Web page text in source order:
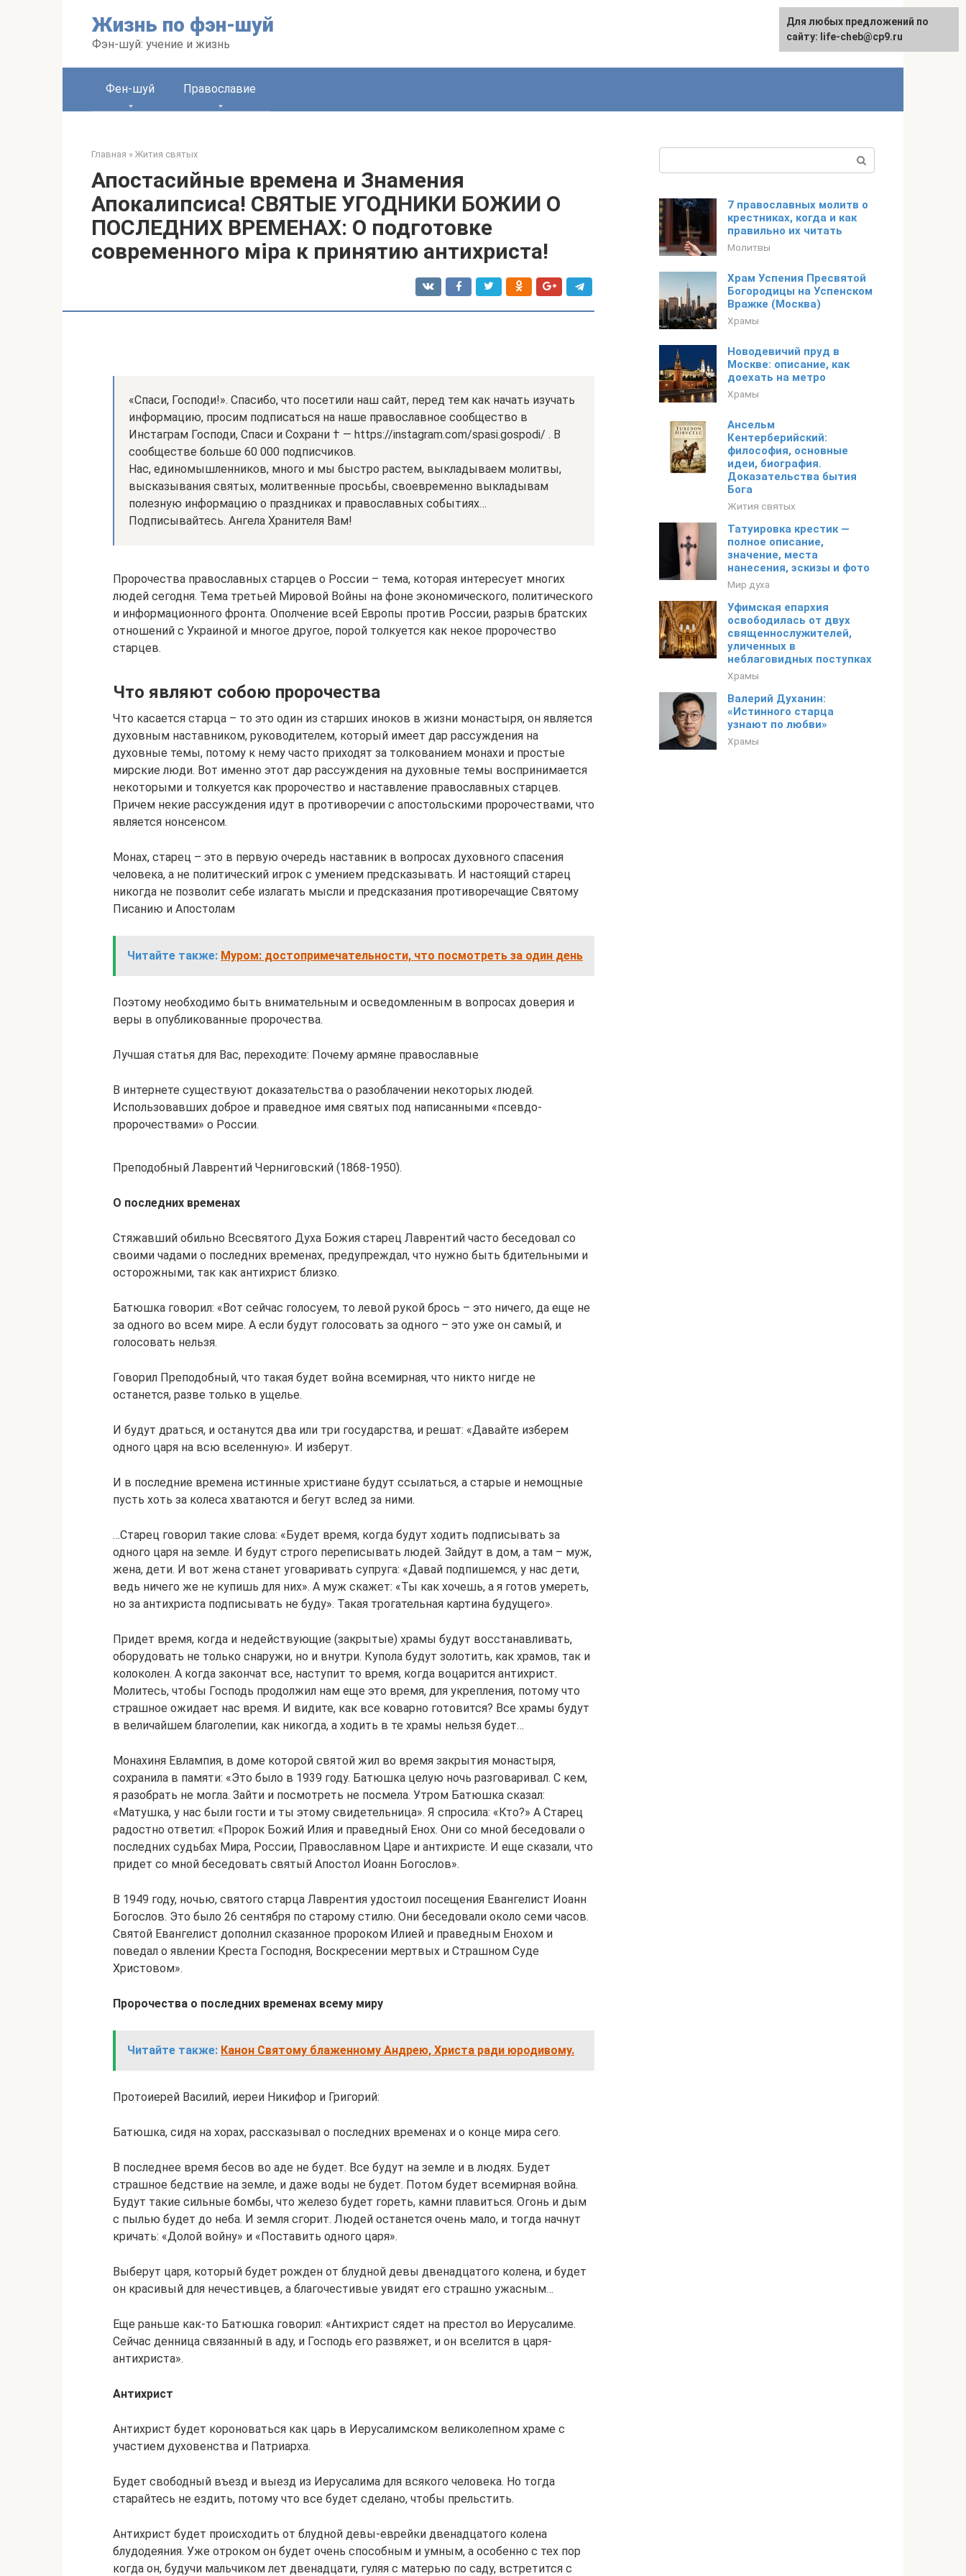
Жизнь по фэн-шуй
Фэн-шуй: учение и жизнь
Фен-шуй Православие
Главная » Жития святых
Апостасийные времена и Знамения
Апокалипсиса! СВЯТЫЕ УГОДНИКИ БОЖИИ О
ПОСЛЕДНИХ ВРЕМЕНАХ: О подготовке
современного мiра к принятию антихриста!
«Спаси, Господи!». Спасибо, что посетили наш сайт, перед тем как начать изучать
информацию, просим подписаться на наше православное сообщество в
Инстаграм Господи, Спаси и Сохрани † — https://instagram.com/spasi.gospodi/ . В
сообществе больше 60 000 подписчиков.
Нас, единомышленников, много и мы быстро растем, выкладываем молитвы,
высказывания святых, молитвенные просьбы, своевременно выкладывам
полезную информацию о праздниках и православных событиях…
Подписывайтесь. Ангела Хранителя Вам!
Пророчества православных старцев о России – тема, которая интересует многих
людей сегодня. Тема третьей Мировой Войны на фоне экономического, политического
и информационного фронта. Ополчение всей Европы против России, разрыв братских
отношений с Украиной и многое другое, порой толкуется как некое пророчество
старцев.
Что являют собою пророчества
Что касается старца – то это один из старших иноков в жизни монастыря, он является
духовным наставником, руководителем, который имеет дар рассуждения на
духовные темы, потому к нему часто приходят за толкованием монахи и простые
мирские люди. Вот именно этот дар рассуждения на духовные темы воспринимается
некоторыми и толкуется как пророчество и наставление православных старцев.
Причем некие рассуждения идут в противоречии с апостольскими пророчествами, что
является нонсенсом.
Монах, старец – это в первую очередь наставник в вопросах духовного спасения
человека, а не политический игрок с умением предсказывать. И настоящий старец
никогда не позволит себе излагать мысли и предсказания противоречащие Святому
Писанию и Апостолам
Читайте также: Муром: достопримечательности, что посмотреть за один день
Поэтому необходимо быть внимательным и осведомленным в вопросах доверия и
веры в опубликованные пророчества.
Лучшая статья для Вас, переходите: Почему армяне православные
В интернете существуют доказательства о разоблачении некоторых людей.
Использовавших доброе и праведное имя святых под написанными «псевдо-
пророчествами» о России.
Преподобный Лаврентий Черниговский (1868-1950).
О последних временах
Стяжавший обильно Всесвятого Духа Божия старец Лаврентий часто беседовал со
своими чадами о последних временах, предупреждал, что нужно быть бдительными и
осторожными, так как антихрист близко.
Батюшка говорил: «Вот сейчас голосуем, то левой рукой брось – это ничего, да еще не
за одного во всем мире. А если будут голосовать за одного – это уже он самый, и
голосовать нельзя.
Говорил Преподобный, что такая будет война всемирная, что никто нигде не
останется, разве только в ущелье.
И будут драться, и останутся два или три государства, и решат: «Давайте изберем
одного царя на всю вселенную». И изберут.
И в последние времена истинные христиане будут ссылаться, а старые и немощные
пусть хоть за колеса хватаются и бегут вслед за ними.
…Старец говорил такие слова: «Будет время, когда будут ходить подписывать за
одного царя на земле. И будут строго переписывать людей. Зайдут в дом, а там – муж,
жена, дети. И вот жена станет уговаривать супруга: «Давай подпишемся, у нас дети,
ведь ничего же не купишь для них». А муж скажет: «Ты как хочешь, а я готов умереть,
но за антихриста подписывать не буду». Такая трогательная картина будущего».
Придет время, когда и недействующие (закрытые) храмы будут восстанавливать,
оборудовать не только снаружи, но и внутри. Купола будут золотить, как храмов, так и
колоколен. А когда закончат все, наступит то время, когда воцарится антихрист.
Молитесь, чтобы Господь продолжил нам еще это время, для укрепления, потому что
страшное ожидает нас время. И видите, как все коварно готовится? Все храмы будут
в величайшем благолепии, как никогда, а ходить в те храмы нельзя будет…
Монахиня Евлампия, в доме которой святой жил во время закрытия монастыря,
сохранила в памяти: «Это было в 1939 году. Батюшка целую ночь разговаривал. С кем,
я разобрать не могла. Зайти и посмотреть не посмела. Утром Батюшка сказал:
«Матушка, у нас были гости и ты этому свидетельница». Я спросила: «Кто?» А Старец
радостно ответил: «Пророк Божий Илия и праведный Енох. Они со мной беседовали о
последних судьбах Мира, России, Православном Царе и антихристе. И еще сказали, что
придет со мной беседовать святый Апостол Иоанн Богослов».
В 1949 году, ночью, святого старца Лаврентия удостоил посещения Евангелист Иоанн
Богослов. Это было 26 сентября по старому стилю. Они беседовали около семи часов.
Святой Евангелист дополнил сказанное пророком Илией и праведным Енохом и
поведал о явлении Креста Господня, Воскресении мертвых и Страшном Суде
Христовом».
Пророчества о последних временах всему миру
Читайте также: Канон Святому блаженному Андрею, Христа ради юродивому.
Протоиерей Василий, иереи Никифор и Григорий:
Батюшка, сидя на хорах, рассказывал о последних временах и о конце мира сего.
В последнее время бесов во аде не будет. Все будут на земле и в людях. Будет
страшное бедствие на земле, и даже воды не будет. Потом будет всемирная война.
Будут такие сильные бомбы, что железо будет гореть, камни плавиться. Огонь и дым
с пылью будет до неба. И земля сгорит. Людей останется очень мало, и тогда начнут
кричать: «Долой войну» и «Поставить одного царя».
Выберут царя, который будет рожден от блудной девы двенадцатого колена, и будет
он красивый для нечестивцев, а благочестивые увидят его страшно ужасным…
Еще раньше как-то Батюшка говорил: «Антихрист сядет на престол во Иерусалиме.
Сейчас денница связанный в аду, и Господь его развяжет, и он вселится в царя-
антихриста».
Антихрист
Антихрист будет короноваться как царь в Иерусалимском великолепном храме с
участием духовенства и Патриарха.
Будет свободный въезд и выезд из Иерусалима для всякого человека. Но тогда
старайтесь не ездить, потому что все будет сделано, чтобы прельстить.
Антихрист будет происходить от блудной девы-еврейки двенадцатого колена
блудодеяния. Уже отроком он будет очень способным и умным, а особенно с тех пор
когда он, будучи мальчиком лет двенадцати, гуляя с матерью по саду, встретится с
7 православных молитв о
крестниках, когда и как
правильно их читать
Молитвы
Храм Успения Пресвятой
Богородицы на Успенском
Вражке (Москва)
Храмы
Новодевичий пруд в
Москве: описание, как
доехать на метро
Храмы
Ансельм
Кентерберийский:
философия, основные
идеи, биография.
Доказательства бытия
Бога
Жития святых
Татуировка крестик —
полное описание,
значение, места
нанесения, эскизы и фото
Мир духа
Уфимская епархия
освободилась от двух
священнослужителей,
уличенных в
неблаговидных поступках
Храмы
Валерий Духанин:
«Истинного старца
узнают по любви»
Храмы
Для любых предложений по
сайту: life-cheb@cp9.ru
Для любых предложений по
сайту: life-cheb@cp9.ru